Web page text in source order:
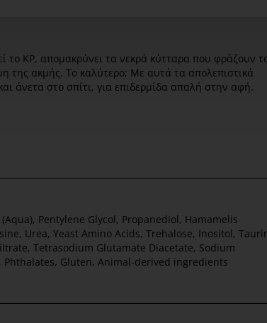
το KP, απομακρύνει τα νεκρά κύτταρα που φράζουν
της ακμής. Το καλύτερο; Με αυτά τα απολεπιστικά
άνετα στο σπίτι, για επιδερμίδα απαλή στην αφή.
Pentylene Glycol, Propanediol, Hamamelis
Urea, Yeast Amino Acids, Trehalose, Inositol,
Tetrasodium Glutamate Diacetate, Sodium
Gluten, Animal-derived ingredients